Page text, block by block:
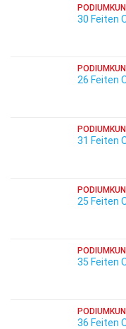
30 Feiten
26 Feiten
31 Feiten
25 Feiten
35 Feiten
36 Feiten